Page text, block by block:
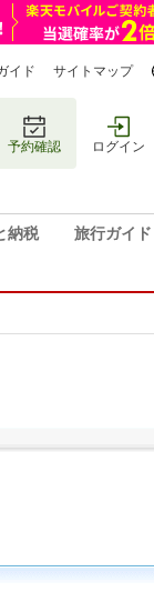
イド サイトマップ
予約確認 ログイン
納税 旅行ガイド